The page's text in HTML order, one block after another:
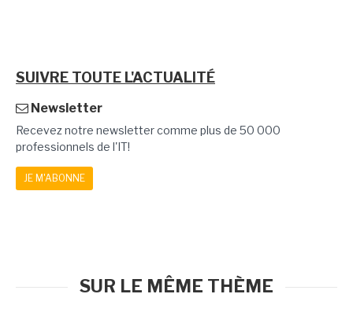
SUIVRE TOUTE L'ACTUALITÉ
Newsletter
Recevez notre newsletter comme plus de 50 000
professionnels de l'IT!
JE M'ABONNE
SUR LE MÊME THÈME